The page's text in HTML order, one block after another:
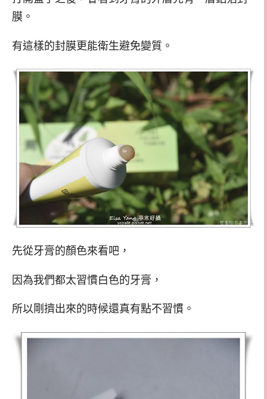
膜。
有這樣的封膜更能衛生避免變質。
先從牙膏的顏色來看吧，
因為我們都太習慣白色的牙膏，
所以剛擠出來的時候還真有點不習慣。